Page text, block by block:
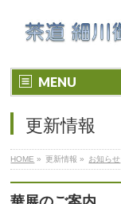
MENU
更新情報
HOME » 更新情報 » お知らせ